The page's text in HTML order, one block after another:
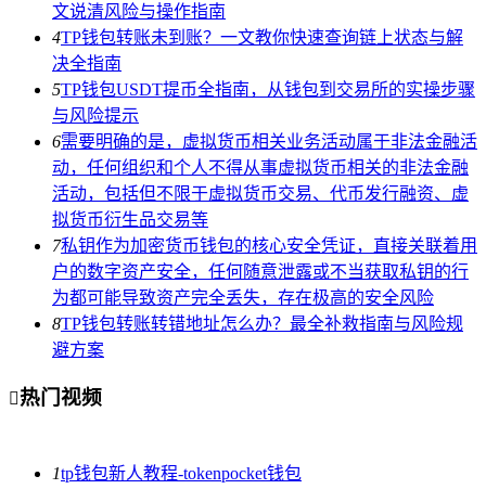
文说清风险与操作指南
4TP钱包转账未到账？一文教你快速查询链上状态与解
决全指南
5TP钱包USDT提币全指南，从钱包到交易所的实操步骤
与风险提示
6需要明确的是，虚拟货币相关业务活动属于非法金融活
动，任何组织和个人不得从事虚拟货币相关的非法金融
活动，包括但不限于虚拟货币交易、代币发行融资、虚
拟货币衍生品交易等
7私钥作为加密货币钱包的核心安全凭证，直接关联着用
户的数字资产安全，任何随意泄露或不当获取私钥的行
为都可能导致资产完全丢失，存在极高的安全风险
8TP钱包转账转错地址怎么办？最全补救指南与风险规
避方案
热门视频
1tp钱包新人教程-tokenpocket钱包